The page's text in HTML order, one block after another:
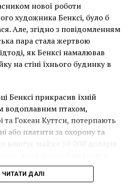
нової роботи
художника Бенксі, було б
Але, згідно з повідомленням
пара стала жертвою
як Бенксі намалював
на стіні їхнього будинку в
Бенксі прикрасив їхній
водоплавним птахом,
та Гокеан Куттси, потерпають
або платити за охорону та
коштує майже 50 000 доларів
до чверті мільйона
ЧИТАТИ ДАЛІ